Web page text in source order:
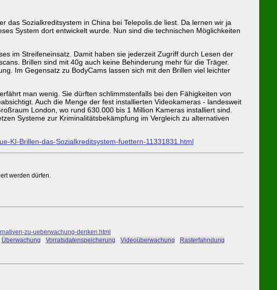
Sozialkreditsystem in China bei Telepolis.de liest. Da lernen wir ja
System dort entwickelt wurde. Nun sind die technischen Möglichkeiten
im Streifeneinsatz. Damit haben sie jederzeit Zugriff durch Lesen der
Brillen sind mit 40g auch keine Behinderung mehr für die Träger.
Im Gegensatz zu BodyCams lassen sich mit den Brillen viel leichter
man wenig. Sie dürften schlimmstenfalls bei den Fähigkeiten von
Auch die Menge der fest installierten Videokameras - landesweit
London, wo rund 630.000 bis 1 Million Kameras installiert sind.
Systeme zur Kriminalitätsbekämpfung im Vergleich zu alternativen
KI-Brillen-das-Sozialkreditsystem-fuettern-11331831.html
werden dürfen.
zu-ueberwachung-denken.html
Überwachung Vorratsdatenspeicherung Videoüberwachung
Rasterfahndung